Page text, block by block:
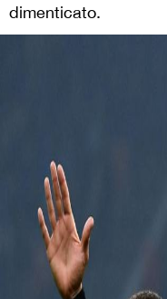
dimenticato.